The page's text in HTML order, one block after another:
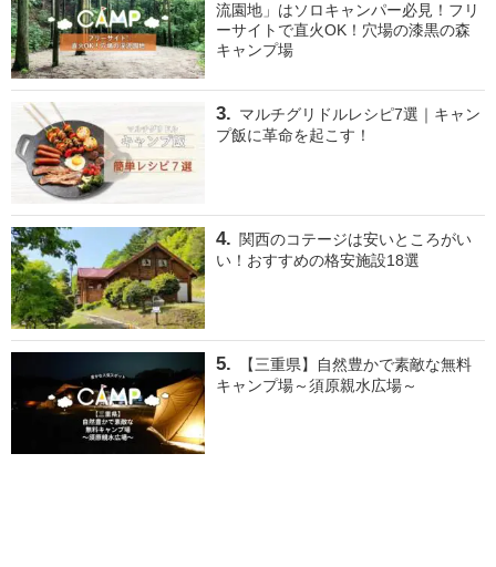
流園地」はソロキャンパー必見！フリ
ーサイトで直火OK！穴場の漆黒の森
キャンプ場
マルチグリドルレシピ7選｜キャン
プ飯に革命を起こす！
関西のコテージは安いところがい
い！おすすめの格安施設18選
【三重県】自然豊かで素敵な無料
キャンプ場～須原親水広場～